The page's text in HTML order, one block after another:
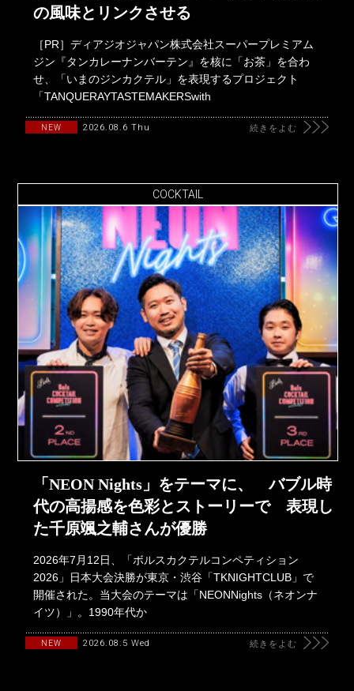
の風味とリンクさせる
［PR］ディアジオジャパン株式会社スーパープレミアム
ジン『タンカレーナンバーテン』を核に「お茶」を合わ
せ、「いまのジンカクテル」を表現するプロジェクト
「TANQUERAYTASTEMAKERSwith
NEW 2026.08.6 Thu 続きをよむ
COCKTAIL
「NEON Nights」をテーマに、 バブル時
代の高揚感を色彩とストーリーで 表現し
た千原颯之輔さんが優勝
2026年7月12日、「ボルスカクテルコンペティション
2026」日本大会決勝が東京・渋谷「TKNIGHTCLUB」で
開催された。当大会のテーマは「NEONNights（ネオンナ
イツ）」。1990年代か
NEW 2026.08.5 Wed 続きをよむ